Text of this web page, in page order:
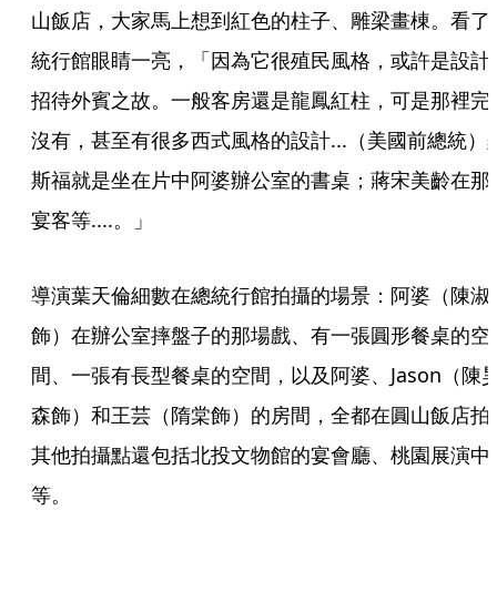
山飯店，大家馬上想到紅色的柱子、雕梁畫棟。看了
統行館眼睛一亮，「因為它很殖民風格，或許是設計
招待外賓之故。一般客房還是龍鳳紅柱，可是那裡完
沒有，甚至有很多西式風格的設計...（美國前總統）
斯福就是坐在片中阿婆辦公室的書桌；蔣宋美齡在那
宴客等....。」
導演葉天倫細數在總統行館拍攝的場景：阿婆（陳淑
飾）在辦公室摔盤子的那場戲、有一張圓形餐桌的空
間、一張有長型餐桌的空間，以及阿婆、Jason（陳
森飾）和王芸（隋棠飾）的房間，全都在圓山飯店拍
其他拍攝點還包括北投文物館的宴會廳、桃園展演中
等。